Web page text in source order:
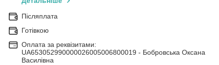
Післяплата
Готівкою
Оплата за реквізитами:
UA653052990000026005006800019 - Бобровська Оксана
Василівна